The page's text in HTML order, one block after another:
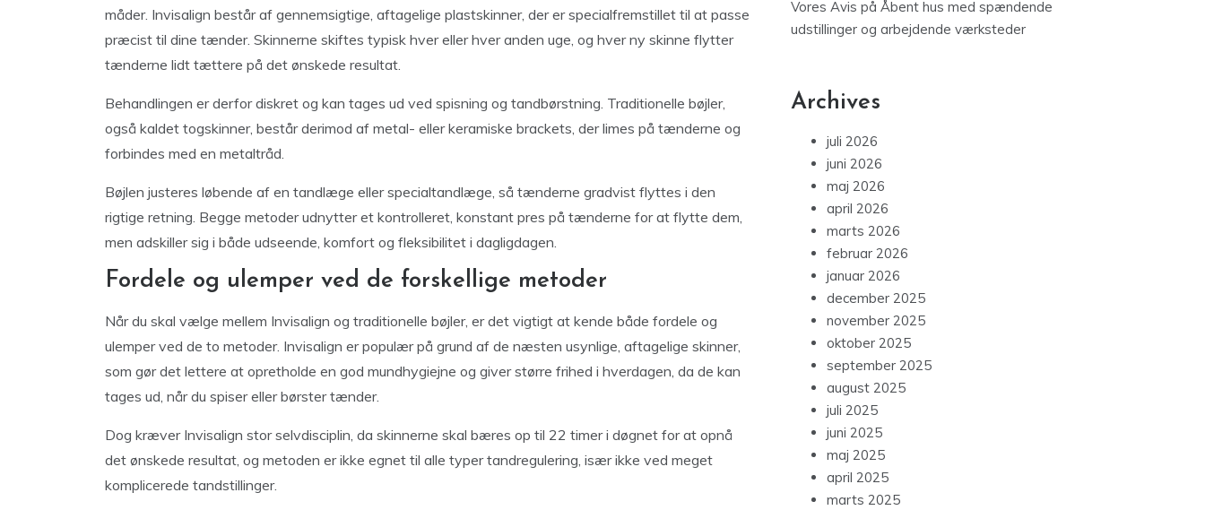
måder. Invisalign består af gennemsigtige, aftagelige plastskinner, der er specialfremstillet til at passe
præcist til dine tænder. Skinnerne skiftes typisk hver eller hver anden uge, og hver ny skinne flytter
tænderne lidt tættere på det ønskede resultat.
Behandlingen er derfor diskret og kan tages ud ved spisning og tandbørstning. Traditionelle bøjler,
også kaldet togskinner, består derimod af metal- eller keramiske brackets, der limes på tænderne og
forbindes med en metaltråd.
Bøjlen justeres løbende af en tandlæge eller specialtandlæge, så tænderne gradvist flyttes i den
rigtige retning. Begge metoder udnytter et kontrolleret, konstant pres på tænderne for at flytte dem,
men adskiller sig i både udseende, komfort og fleksibilitet i dagligdagen.
Fordele og ulemper ved de forskellige metoder
Når du skal vælge mellem Invisalign og traditionelle bøjler, er det vigtigt at kende både fordele og
ulemper ved de to metoder. Invisalign er populær på grund af de næsten usynlige, aftagelige skinner,
som gør det lettere at opretholde en god mundhygiejne og giver større frihed i hverdagen, da de kan
tages ud, når du spiser eller børster tænder.
Dog kræver Invisalign stor selvdisciplin, da skinnerne skal bæres op til 22 timer i døgnet for at opnå
det ønskede resultat, og metoden er ikke egnet til alle typer tandregulering, især ikke ved meget
komplicerede tandstillinger.
Vores Avis på Åbent hus med spændende
udstillinger og arbejdende værksteder
Archives
juli 2026
juni 2026
maj 2026
april 2026
marts 2026
februar 2026
januar 2026
december 2025
november 2025
oktober 2025
september 2025
august 2025
juli 2025
juni 2025
maj 2025
april 2025
marts 2025